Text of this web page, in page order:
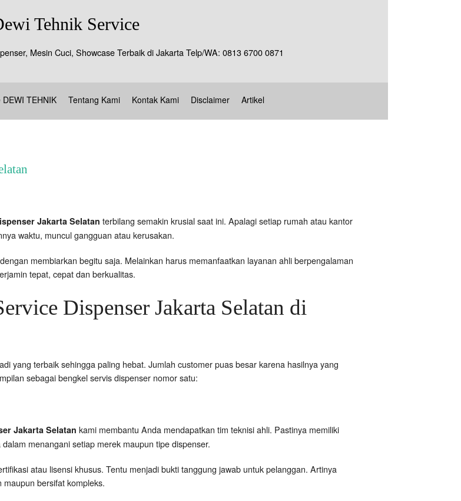
Tehnik Service
Mesin Cuci, Showcase Terbaik di Jakarta Telp/WA: 0813 6700 0871
TEHNIK Tentang Kami Kontak Kami Disclaimer Artikel
Jakarta Selatan terbilang semakin krusial saat ini. Apalagi setiap rumah atau kantor
waktu, muncul gangguan atau kerusakan.
membiarkan begitu saja. Melainkan harus memanfaatkan layanan ahli berpengalaman
tepat, cepat dan berkualitas.
Dispenser Jakarta Selatan di
yang terbaik sehingga paling hebat. Jumlah customer puas besar karena hasilnya yang
sebagai bengkel servis dispenser nomor satu:
Jakarta Selatan kami membantu Anda mendapatkan tim teknisi ahli. Pastinya memiliki
menangani setiap merek maupun tipe dispenser.
atau lisensi khusus. Tentu menjadi bukti tanggung jawab untuk pelanggan. Artinya
bersifat kompleks.